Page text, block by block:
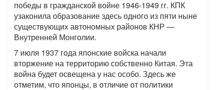
победы в гражданской войне 1946-1949 гг. КПК
узаконила образование здесь одного из пяти ныне
существующих автономных районов КНР —
Внутренней Монголии.
7 июля 1937 года японские войска начали
вторжение на территорию собственно Китая. Эта
война будет освещена у нас особо. Здесь же
отметим, что японцы, в отличие от политики